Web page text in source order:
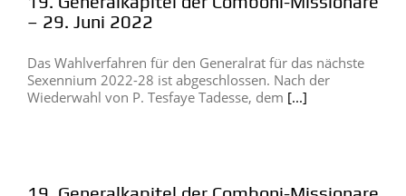
– 29. Juni 2022
Das Wahlverfahren für den Generalrat für das nächste
Sexennium 2022-28 ist abgeschlossen. Nach der
Wiederwahl von P. Tesfaye Tadesse, dem [...]